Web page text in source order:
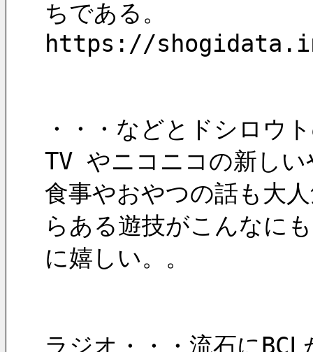
ちである。
https://
・・・などとドシロウ
TV やニコニコの新し
食事やおやつの話も大
らある遊技がこんなに
に嬉しい。。
ラジオ・・・流石に